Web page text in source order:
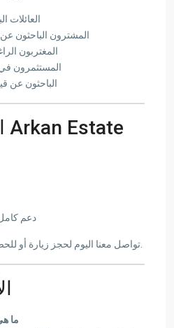
العائلات
المشترون الباحثون
المغتربون
المستثمرون في
الباحثون عن
📞 التواصل مع Arkan Estate
دعم
ما